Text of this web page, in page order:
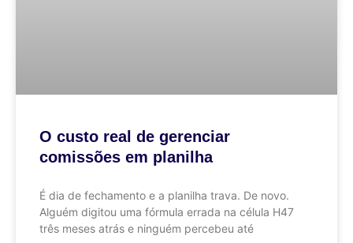
O custo real de gerenciar
comissões em planilha
É dia de fechamento e a planilha trava. De novo.
Alguém digitou uma fórmula errada na célula H47
três meses atrás e ninguém percebeu até